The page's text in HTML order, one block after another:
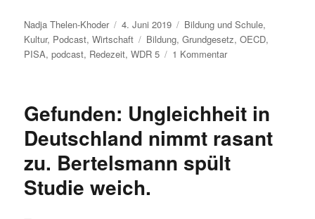
Autor
Nadja Thelen-Khoder
Veröffentlicht
am
4. Juni 2019 Kategorien
Bildung und Schule,
Kultur, Podcast,Wirtschaft Schlagwörter
Bildung,Grundgesetz,OECD,
PISA,podcast, Redezeit,WDR 5 1 Kommentarzu
Grundgesetz
Dr.
Matthias
Burchardt
Gefunden: Ungleichheit in
Deutschland nimmt rasant
zu. Bertelsmann spült
Studie weich.